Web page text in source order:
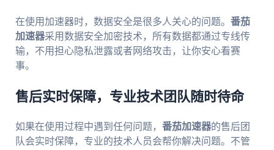
在使用加速器时，数据安全是很多人关心的问题。 番茄
加速器采用数据安全加密技术，所有数据都通过专线传
输，不用担心隐私泄露或者网络攻击，让你安心看赛
事。
售后实时保障，专业技术团队随时待命
如果在使用过程中遇到任何问题， 番茄加速器的售后团
队会实时保障，专业的技术人员会帮你解决问题。不管